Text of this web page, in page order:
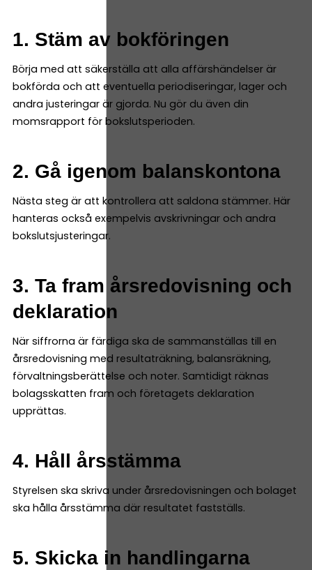
1. Stäm av bokföringen
Börja med att säkerställa att alla affärshändelser är
bokförda och att eventuella periodiseringar, lager och
andra justeringar är gjorda. Nu gör du även din
momsrapport för bokslutsperioden.
2. Gå igenom balanskontona
Nästa steg är att kontrollera att saldona stämmer. Här
hanteras också exempelvis avskrivningar och andra
bokslutsjusteringar.
3. Ta fram årsredovisning och
deklaration
När siffrorna är färdiga ska de sammanställas till en
årsredovisning med resultaträkning, balansräkning,
förvaltningsberättelse och noter. Samtidigt räknas
bolagsskatten fram och företagets deklaration
upprättas.
4. Håll årsstämma
Styrelsen ska skriva under årsredovisningen och bolaget
ska hålla årsstämma där resultatet fastställs.
5. Skicka in handlingarna